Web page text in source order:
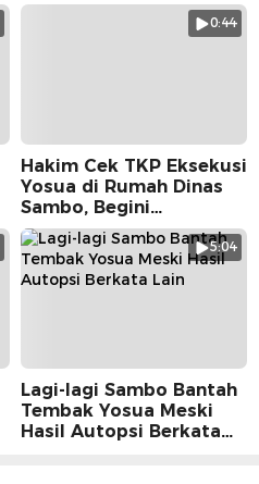
0:44
Hakim Cek TKP Eksekusi
Yosua di Rumah Dinas
Sambo, Begini
Suasananya
5:04
Lagi-lagi Sambo Bantah
Tembak Yosua Meski
Hasil Autopsi Berkata